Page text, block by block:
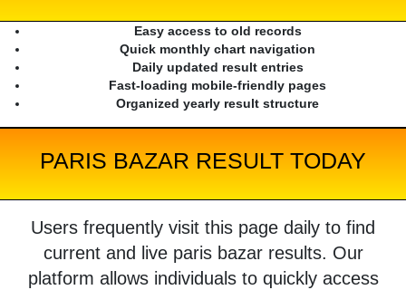
Easy access to old records
Quick monthly chart navigation
Daily updated result entries
Fast-loading mobile-friendly pages
Organized yearly result structure
PARIS BAZAR RESULT TODAY
Users frequently visit this page daily to find
current and live paris bazar results. Our
platform allows individuals to quickly access